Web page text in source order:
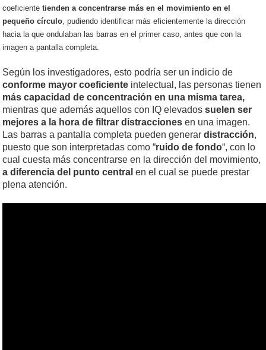
coeficiente tienden a concentrarse más en el movimiento en el
pequeño círculo , pudiendo identificar más eficientemente la dirección
hacia la que ondulaban las barras en el primer caso, antes que con la
imagen a pantalla completa.
Según los investigadores, esto podría ser un indicio de
conforme mayor coeficiente intelectual, las personas tienen
más capacidad de concentración en una misma tarea,
mientras que además aquellos con IQ elevados suelen ser
mejores a la hora de filtrar distracciones en una imagen.
Las barras a pantalla completa pueden generar distracción,
puesto que son interpretadas como “ruido de fondo“, con lo
cual cuesta más concentrarse en la dirección del movimiento,
a diferencia del punto central en el cual se puede prestar
plena atención.